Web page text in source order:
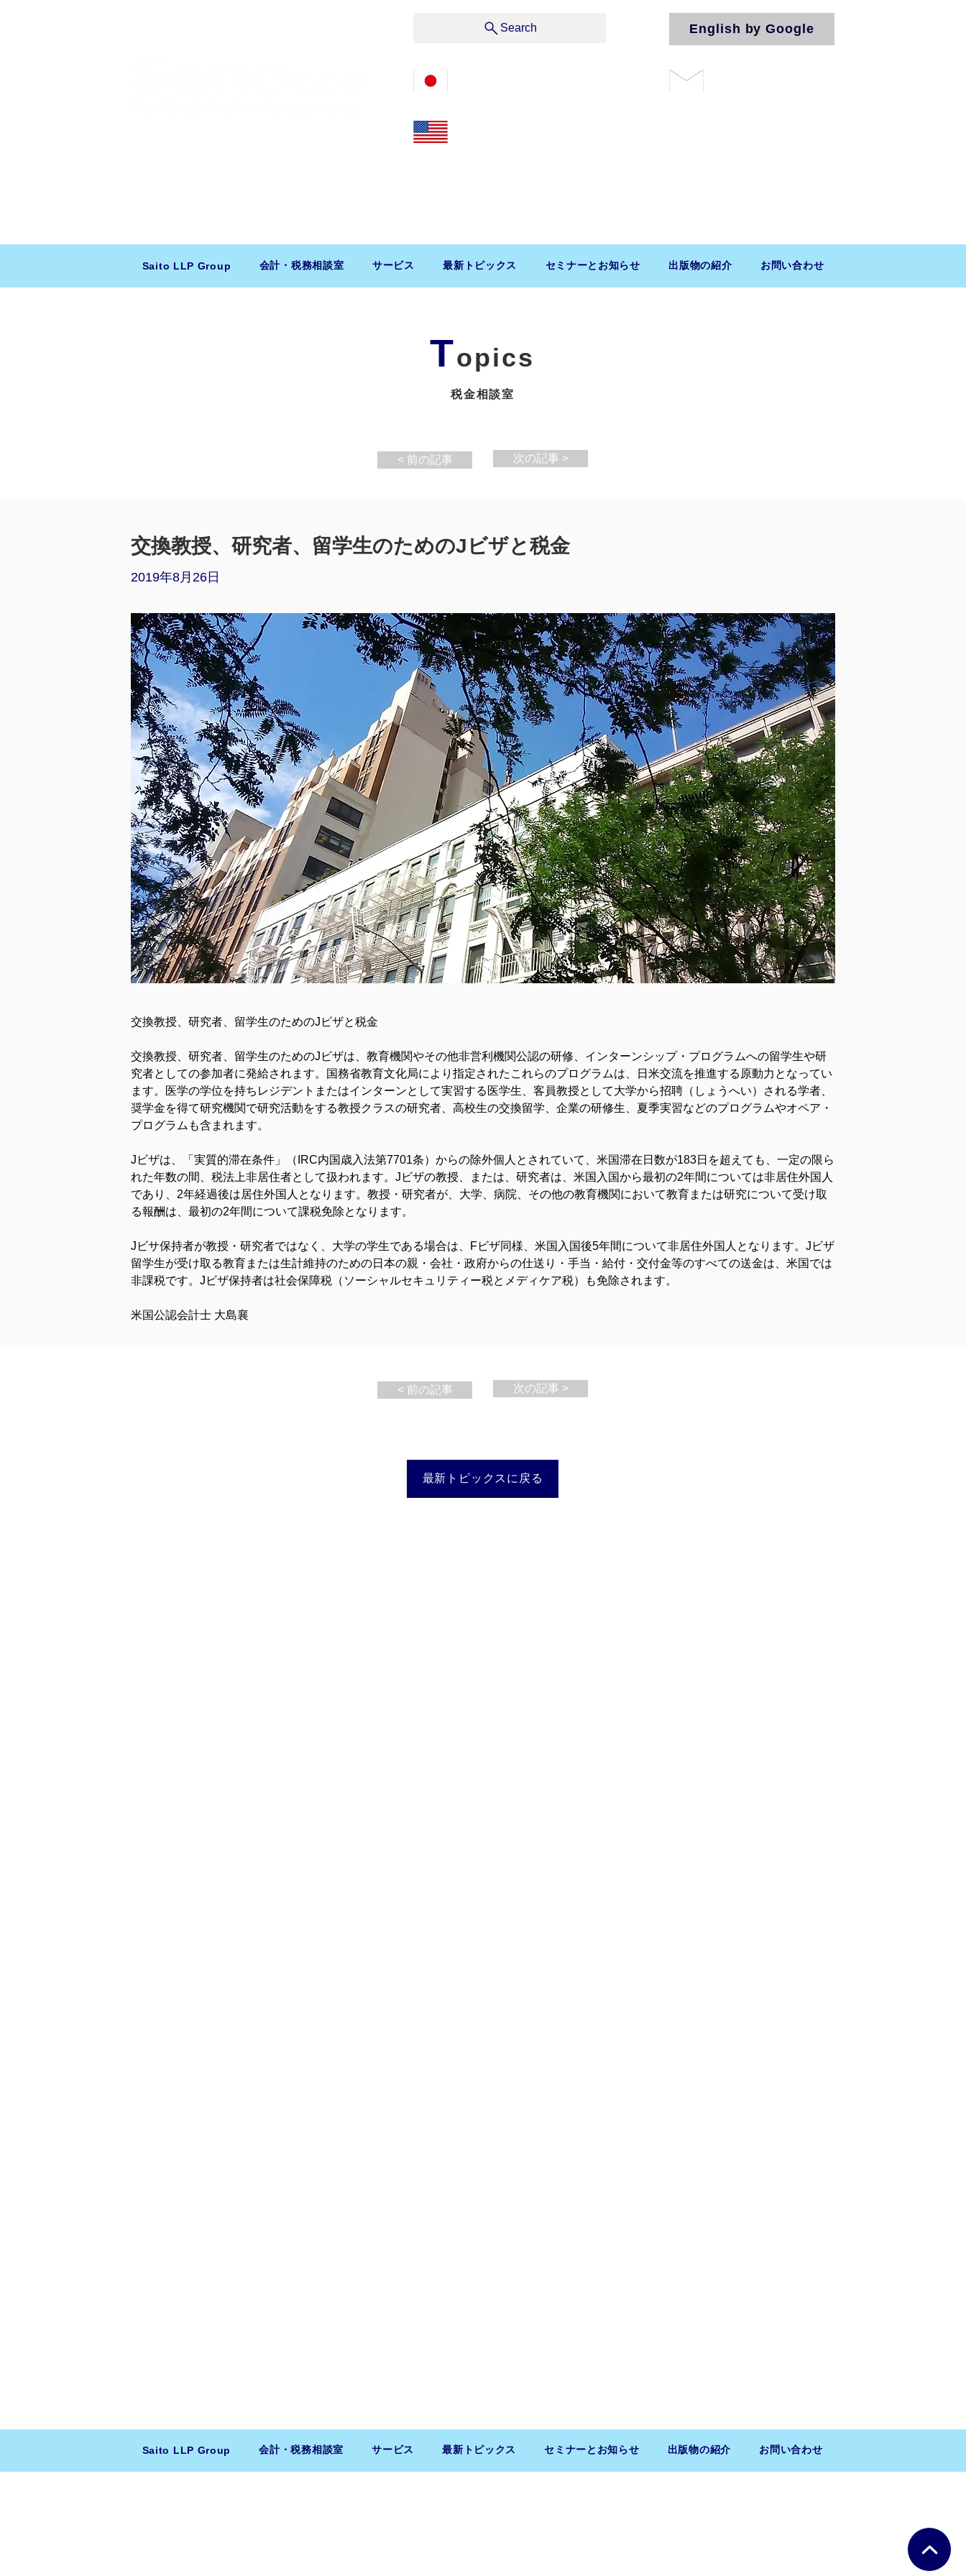
Search English by Google
Saito LLP Group 会計・税務相談室 サービス 最新トピックス セミナーとお知らせ 出版物の紹介 お問い合わせ
Topics
税金相談室
< 前の記事 次の記事 >
交換教授、研究者、留学生のためのJビザと税金
2019年8月26日
交換教授、研究者、留学生のためのJビザと税金
交換教授、研究者、留学生のためのJビザは、教育機関やその他非営利機関公認の研修、インターンシップ・プログラムへの留学生や研
究者としての参加者に発給されます。国務省教育文化局により指定されたこれらのプログラムは、日米交流を推進する原動力となってい
ます。医学の学位を持ちレジデントまたはインターンとして実習する医学生、客員教授として大学から招聘（しょうへい）される学者、
奨学金を得て研究機関で研究活動をする教授クラスの研究者、高校生の交換留学、企業の研修生、夏季実習などのプログラムやオペア・
プログラムも含まれます。
Jビザは、「実質的滞在条件」（IRC内国歳入法第7701条）からの除外個人とされていて、米国滞在日数が183日を超えても、一定の限ら
れた年数の間、税法上非居住者として扱われます。Jビザの教授、または、研究者は、米国入国から最初の2年間については非居住外国人
であり、2年経過後は居住外国人となります。教授・研究者が、大学、病院、その他の教育機関において教育または研究について受け取
る報酬は、最初の2年間について課税免除となります。
Jビサ保持者が教授・研究者ではなく、大学の学生である場合は、Fビザ同様、米国入国後5年間について非居住外国人となります。Jビザ
留学生が受け取る教育または生計維持のための日本の親・会社・政府からの仕送り・手当・給付・交付金等のすべての送金は、米国では
非課税です。Jビザ保持者は社会保障税（ソーシャルセキュリティー税とメディケア税）も免除されます。
米国公認会計士 大島襄
< 前の記事 次の記事 >
最新トピックスに戻る
Saito LLP Group 会計・税務相談室 サービス 最新トピックス セミナーとお知らせ 出版物の紹介 お問い合わせ